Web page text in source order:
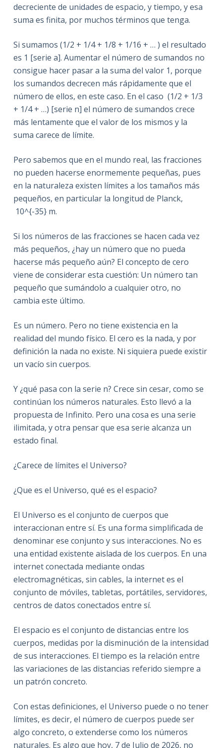
decreciente de unidades de espacio, y tiempo, y esa
suma es finita, por muchos términos que tenga.
Si sumamos (1/2 + 1/4 + 1/8 + 1/16 + … ) el resultado
es 1 [serie a]. Aumentar el número de sumandos no
consigue hacer pasar a la suma del valor 1, porque
los sumandos decrecen más rápidamente que el
número de ellos, en este caso. En el caso (1/2 + 1/3
+ 1/4 + …) [serie n] el número de sumandos crece
más lentamente que el valor de los mismos y la
suma carece de límite.
Pero sabemos que en el mundo real, las fracciones
no pueden hacerse enormemente pequeñas, pues
en la naturaleza existen límites a los tamaños más
pequeños, en particular la longitud de Planck,
10^{-35} m.
Si los números de las fracciones se hacen cada vez
más pequeños, ¿hay un número que no pueda
hacerse más pequeño aún? El concepto de cero
viene de considerar esta cuestión: Un número tan
pequeño que sumándolo a cualquier otro, no
cambia este último.
Es un número. Pero no tiene existencia en la
realidad del mundo físico. El cero es la nada, y por
definición la nada no existe. Ni siquiera puede existir
un vacío sin cuerpos.
Y ¿qué pasa con la serie n? Crece sin cesar, como se
continúan los números naturales. Esto llevó a la
propuesta de Infinito. Pero una cosa es una serie
ilimitada, y otra pensar que esa serie alcanza un
estado final.
¿Carece de límites el Universo?
¿Que es el Universo, qué es el espacio?
El Universo es el conjunto de cuerpos que
interaccionan entre sí. Es una forma simplificada de
denominar ese conjunto y sus interacciones. No es
una entidad existente aislada de los cuerpos. En una
internet conectada mediante ondas
electromagnéticas, sin cables, la internet es el
conjunto de móviles, tabletas, portátiles, servidores,
centros de datos conectados entre sí.
El espacio es el conjunto de distancias entre los
cuerpos, medidas por la disminución de la intensidad
de sus interacciones. El tiempo es la relación entre
las variaciones de las distancias referido siempre a
un patrón concreto.
Con estas definiciones, el Universo puede o no tener
límites, es decir, el número de cuerpos puede ser
algo concreto, o extenderse como los números
naturales. Es algo que hoy, 7 de Julio de 2026, no